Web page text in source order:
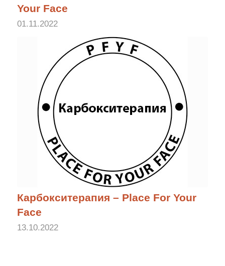
Your Face
01.11.2022
Карбокситерапия – Place For Your
Face
13.10.2022